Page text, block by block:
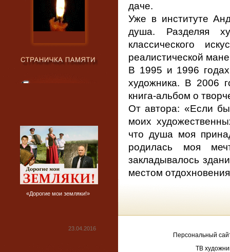
«Дорогие мои земляки!»
23.04.2016
даче.
Уже в институте
душа. Разделяя
классического
реалистической
В 1995 и 1996
художника. В 2006
книга-альбом о
От автора: «Если
моих
что душа моя
родилась моя
закладывалось
местом
Персональный
ТВ